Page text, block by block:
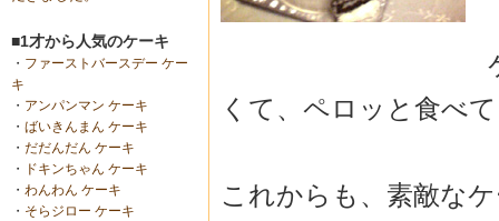
■1才から人気のケーキ
・ ファーストバースデー ケー
キ
・ アンパンマン ケーキ
・ ばいきんまん ケーキ
・ だだんだん ケーキ
・
ドキンちゃん ケーキ
・ わんわん ケーキ
・ そらジロー ケーキ
くて、ペロッと食べ
これからも、素敵な